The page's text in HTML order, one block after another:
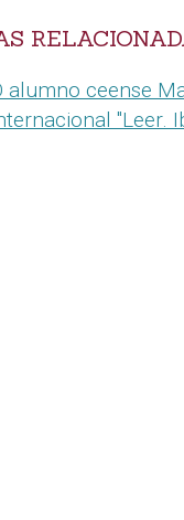
alumno ceense
"Leer.